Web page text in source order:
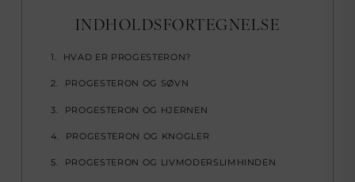
INDHOLDSFORTEGNELSE
HVAD ER PROGESTERON?
PROGESTERON OG SØVN
PROGESTERON OG HJERNEN
PROGESTERON OG KNOGLER
PROGESTERON OG LIVMODERSLIMHINDEN